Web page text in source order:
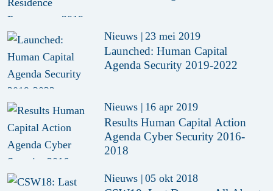
Nieuws | 23 mei 2019
Launched: Human Capital
Agenda Security 2019-2022
Nieuws | 16 apr 2019
Results Human Capital Action
Agenda Cyber Security 2016-
2018
Nieuws | 05 okt 2018